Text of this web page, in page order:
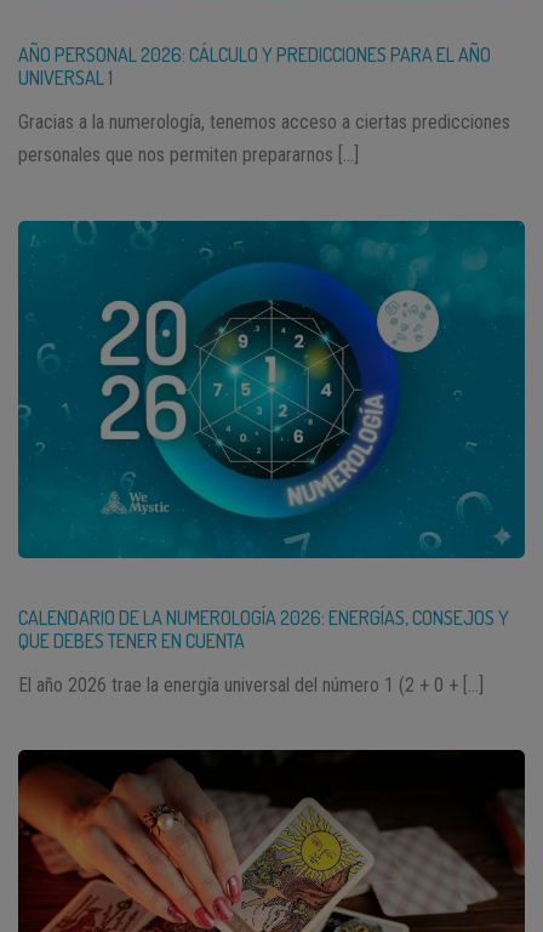
AÑO PERSONAL 2026: CÁLCULO Y PREDICCIONES PARA EL AÑO
UNIVERSAL 1
Gracias a la numerología, tenemos acceso a ciertas predicciones
personales que nos permiten prepararnos […]
CALENDARIO DE LA NUMEROLOGÍA 2026: ENERGÍAS, CONSEJOS Y
QUE DEBES TENER EN CUENTA
El año 2026 trae la energía universal del número 1 (2 + 0 + […]